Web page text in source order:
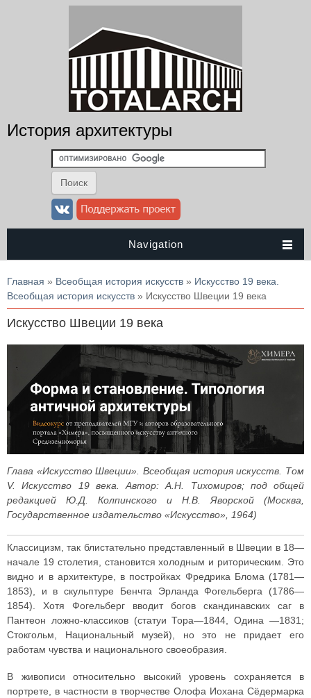
История архитектуры
Navigation
Вы здесь
Главная » Всеобщая история искусств » Искусство 19 века.
Всеобщая история искусств » Искусство Швеции 19 века
Искусство Швеции 19 века
Глава «Искусство Швеции». Всеобщая история искусств. Том
V. Искусство 19 века. Автор: А.Н. Тихомиров; под общей
редакцией Ю.Д. Колпинского и Н.В. Яворской (Москва,
Государственное издательство «Искусство», 1964)
Классицизм, так блистательно представленный в Швеции в 18—
начале 19 столетия, становится холодным и риторическим. Это
видно и в архитектуре, в постройках Фредрика Блома (1781—
1853), и в скульптуре Бенчта Эрланда Фогельберга (1786—
1854). Хотя Фогельберг вводит богов скандинавских саг в
Пантеон ложно-классиков (статуи Тора—1844, Одина —1831;
Стокгольм, Национальный музей), но это не придает его
работам чувства и национального своеобразия.
В живописи относительно высокий уровень сохраняется в
портрете, в частности в творчестве Олофа Иохана Сёдермарка